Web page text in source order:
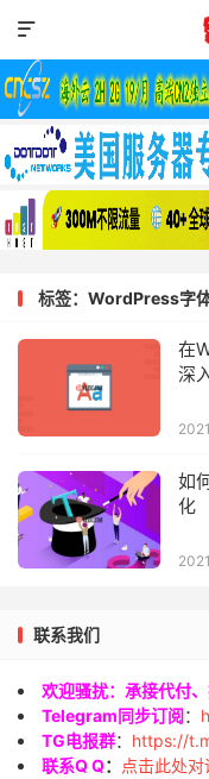

标签：WordPress字
在
深
如
化
联系我们
欢迎骚扰：承接代付、
Telegram同步订阅：
TG电报群： https://
联系Q Q：
点击此处对